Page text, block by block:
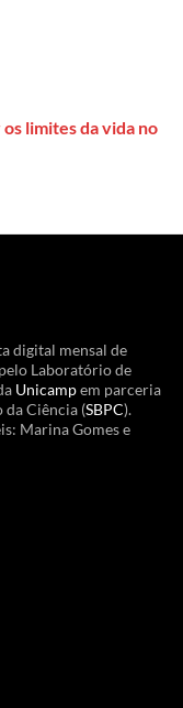
limites da vida no
digital mensal de
Laboratório de
Unicampem parceria
da Ciência (SBPC).
Marina Gomes e